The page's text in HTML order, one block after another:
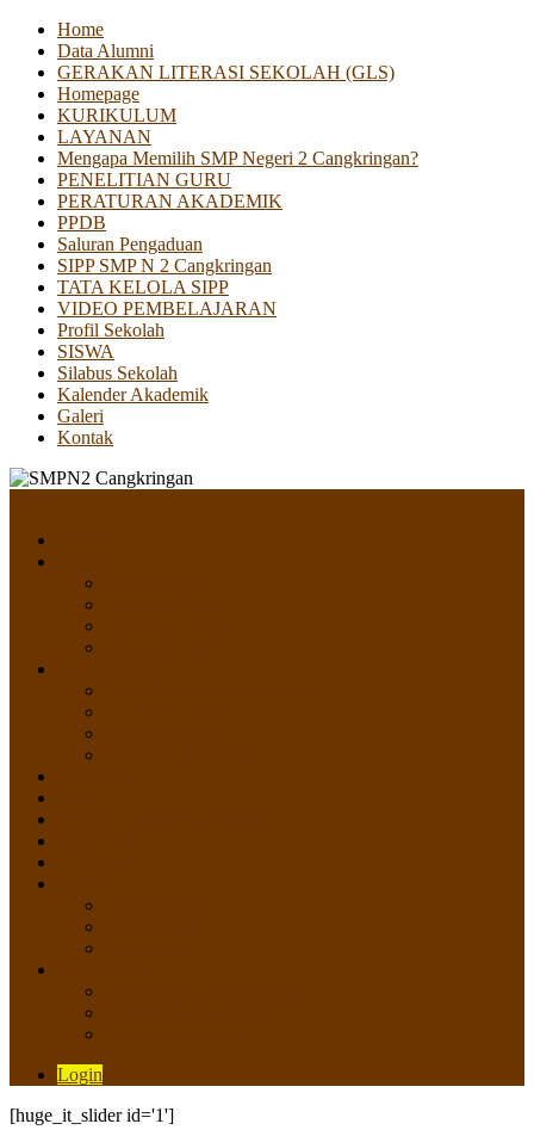
Home
Data Alumni
GERAKAN LITERASI SEKOLAH (GLS)
Homepage
KURIKULUM
LAYANAN
Mengapa Memilih SMP Negeri 2 Cangkringan?
PENELITIAN GURU
PERATURAN AKADEMIK
PPDB
Saluran Pengaduan
SIPP SMP N 2 Cangkringan
TATA KELOLA SIPP
VIDEO PEMBELAJARAN
Profil Sekolah
SISWA
Silabus Sekolah
Kalender Akademik
Galeri
Kontak
Login
[huge_it_slider id='1']